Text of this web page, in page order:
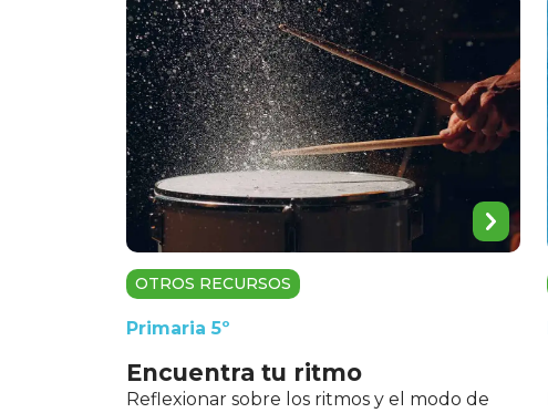
OTROS RECURSOS
Primaria 5º
Encuentra tu ritmo
Reflexionar sobre los ritmos y el modo de